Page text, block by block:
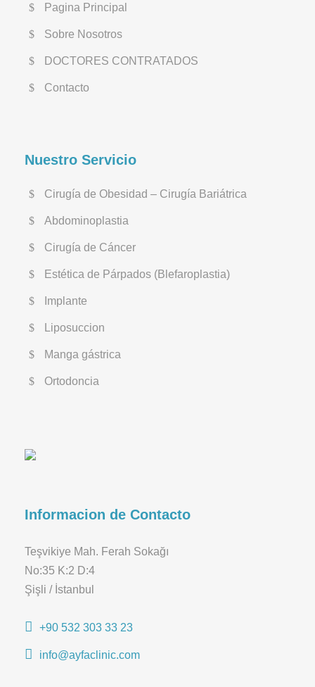
Pagina Principal
Sobre Nosotros
DOCTORES CONTRATADOS
Contacto
Nuestro Servicio
Cirugía de Obesidad – Cirugía Bariátrica
Abdominoplastia
Cirugía de Cáncer
Estética de Párpados (Blefaroplastia)
Implante
Liposuccion
Manga gástrica
Ortodoncia
Informacion de Contacto
Teşvikiye Mah. Ferah Sokağı
No:35 K:2 D:4
Şişli / İstanbul
+90 532 303 33 23
info@ayfaclinic.com